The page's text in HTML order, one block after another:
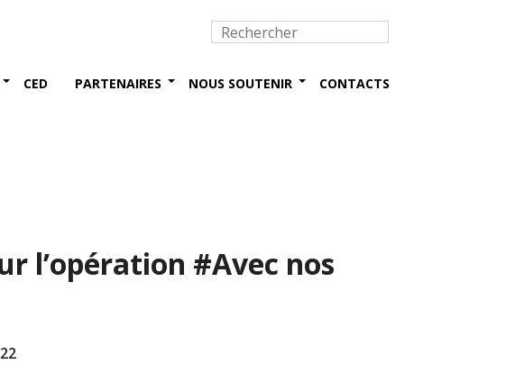
CED PARTENAIRES NOUS SOUTENIR CONTACTS
l’opération #Avec nos